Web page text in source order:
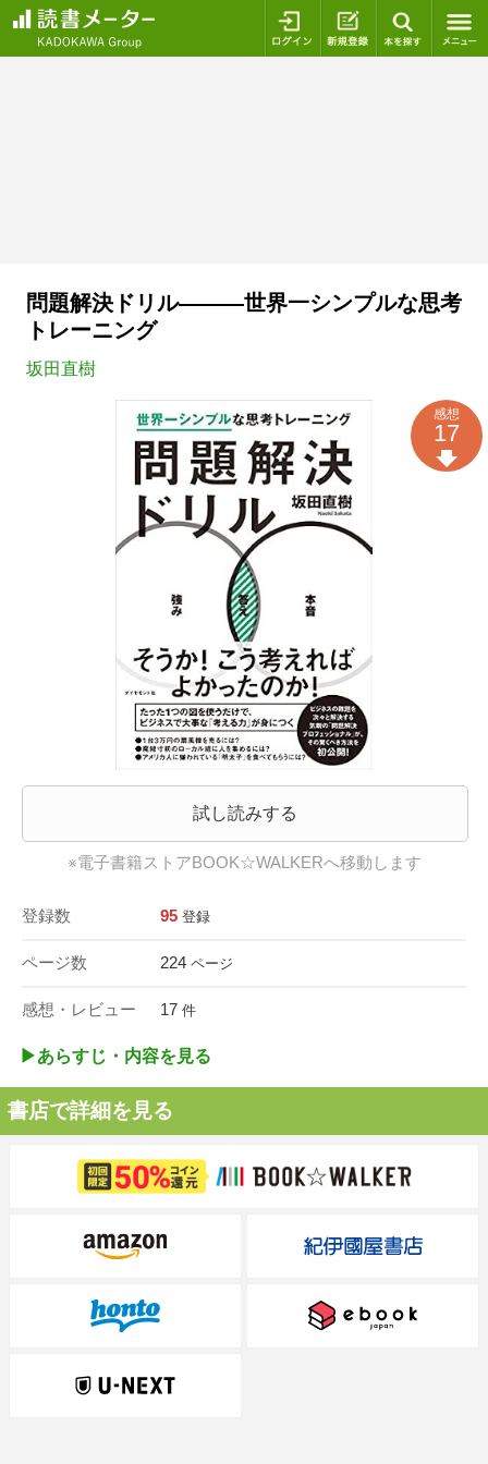
ログイン 新規登録
問題解決ドリル―――世界一シンプルな思考
トレーニング
坂田直樹
試し読みする
※電子書籍ストアBOOK☆WALKERへ移動します
登録数 95 登録
ページ数 224 ページ
感想・レビュー 17 件
感想
17
▶︎あらすじ・内容を見る
書店で詳細を見る